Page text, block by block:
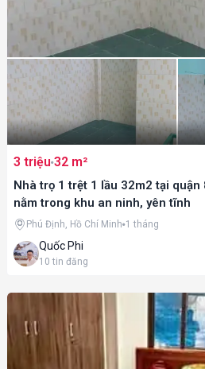
3 triệu 32 m²
Nhà trọ 1 trệt 1 lầu 32m2 tại
nằm trong khu an ninh, yên tĩnh
Quốc Phi
10 tin đăng
Phú Định, Hồ Chí Minh 1 tháng